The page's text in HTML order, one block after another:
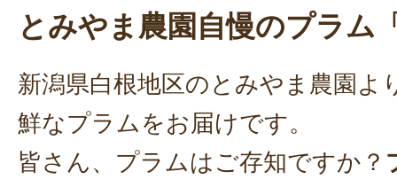
とみやま農園自慢のプラム
新潟県白根地区のとみやま農園よ
鮮なプラムをお届けです。
皆さん、プラムはご存知ですか？